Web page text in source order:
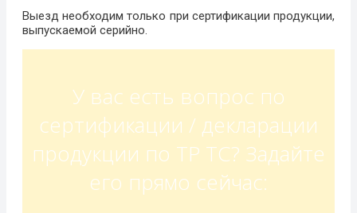
Выезд необходим только при сертификации продукции,
выпускаемой серийно.
У вас есть вопрос по
сертификации / декларации
продукции по ТР ТС? Задайте
его прямо сейчас: